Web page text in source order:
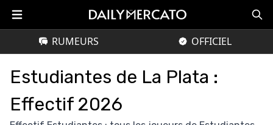
RUMEURS OFFICIEL
Estudiantes de La Plata :
Effectif 2026